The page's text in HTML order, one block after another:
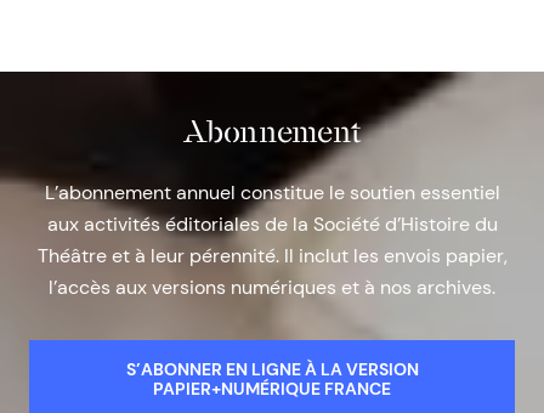
Abonnement
L’abonnement annuel constitue le soutien essentiel
aux activités éditoriales de la Société d’Histoire du
Théâtre et à leur pérennité. Il inclut les envois papier,
l’accès aux versions numériques et à nos archives.
S’ABONNER EN LIGNE À LA VERSION
PAPIER+NUMÉRIQUE FRANCE